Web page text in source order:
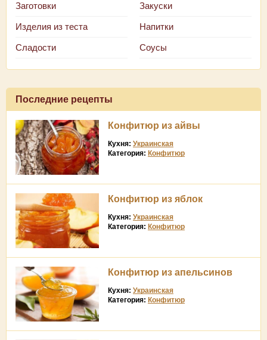
Заготовки Закуски
Изделия из теста Напитки
Сладости Соусы
Последние рецепты
Конфитюр из айвы
Кухня: Украинская
Категория: Конфитюр
Конфитюр из яблок
Кухня: Украинская
Категория: Конфитюр
Конфитюр из апельсинов
Кухня: Украинская
Категория: Конфитюр